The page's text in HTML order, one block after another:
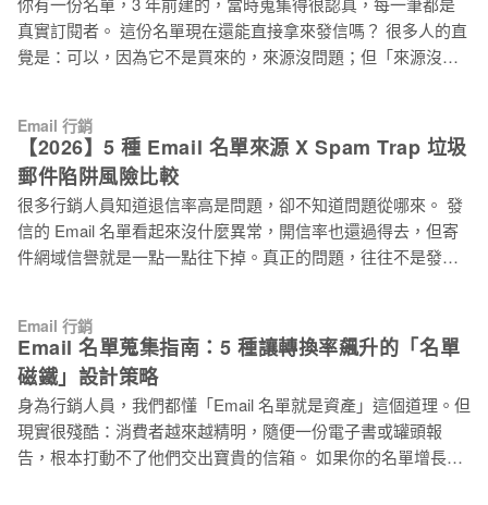
或許說得通：名單數量夠大，多少能碰到幾個有興趣的人，廣
撒網，總會有魚上鉤。 但現在的 Email 收件環境已經完全不一
樣了。 Gmail、Yahoo、Outlook 這些主流信箱服務商，對寄件
的是：你寄信的對象願意看你的信嗎？ 抱怨率多高？退信率多
高？這些數字直接決定你的信件是進主要收件匣，還是直接進
垃圾信箱，甚至根本送不出去。 買來的名單裡，沒有人認識
你，沒有
真實訂閱者。 這份名單現在還能直接拿來發信嗎？ 很多人的直
覺是：可以，因為它不是買來的，來源沒問題；但「來源沒問
質也在慢慢變化，廢棄的 Email 信箱甚至可能已經轉成「垃圾
郵件陷阱 Spam Trap 」，在等著你去踩。 先搞清楚：垃圾郵件
陷阱 Spam Trap 是什麼？為什麼名單愈舊愈危險？ 「垃圾郵件
陷阱 Spam Trap 」是由 ISP 郵件服務提供商（Internet Service
Provider）如 Gmail、Yahoo、Outook 等服務商和反垃圾郵件組
織設置的特殊信箱，目的是找出名單管理不合規的寄件者。 這
會讓你的系統跳出任何錯誤提示。 每次你發信，它「成功收
下」，但完全不互動，不開信、不點擊、也不投訴。它的存
在，只會讓你的寄件網域信譽在 ISP 眼中一點一點
Email 行銷
【2026】5 種 Email 名單來源 X Spam Trap 垃圾
郵件陷阱風險比較
很多行銷人員知道退信率高是問題，卻不知道問題從哪來。 發
信的 Email 名單看起來沒什麼異常，開信率也還過得去，但寄
件網域信譽就是一點一點往下掉。真正的問題，往往不是發信
件陷阱不會讓郵件退回，也不會跳出任何提示，就靜靜待在名
單裡，記錄你每一次的寄信行為。等你察覺到信件開始進垃圾
信箱，表示你的「寄件網域信譽」已被偷偷扣分了。 ⚠️ Spam
Trap 垃圾郵件陷阱：踩到 Spam Trap 垃圾郵件陷阱不只讓退信
率升高，嚴重時會讓寄件網域被加入封鎖名單，修復信譽往往
要花好幾個月。 名單來源，才是這一切的起點。這篇文章帶你
Email 行銷
Email 名單蒐集指南：5 種讓轉換率飆升的「名單
磁鐵」設計策略
身為行銷人員，我們都懂「Email 名單就是資產」這個道理。但
現實很殘酷：消費者越來越精明，隨便一份電子書或罐頭報
告，根本打動不了他們交出寶貴的信箱。 如果你的名單增長停